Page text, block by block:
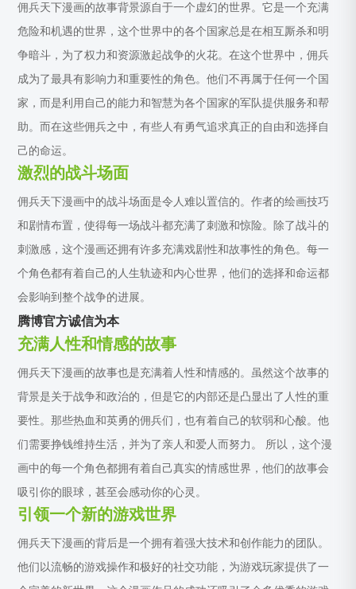
佣兵天下漫画的故事背景源自于一个虚幻的世界。它是一个充满
危险和机遇的世界，这个世界中的各个国家总是在相互厮杀和明
争暗斗，为了权力和资源激起战争的火花。在这个世界中，佣兵
成为了最具有影响力和重要性的角色。他们不再属于任何一个国
家，而是利用自己的能力和智慧为各个国家的军队提供服务和帮
助。而在这些佣兵之中，有些人有勇气追求真正的自由和选择自
己的命运。
激烈的战斗场面
佣兵天下漫画中的战斗场面是令人难以置信的。作者的绘画技巧
和剧情布置，使得每一场战斗都充满了刺激和惊险。除了战斗的
刺激感，这个漫画还拥有许多充满戏剧性和故事性的角色。每一
个角色都有着自己的人生轨迹和内心世界，他们的选择和命运都
会影响到整个战争的进展。
腾博官方诚信为本
充满人性和情感的故事
佣兵天下漫画的故事也是充满着人性和情感的。虽然这个故事的
背景是关于战争和政治的，但是它的内部还是凸显出了人性的重
要性。那些热血和英勇的佣兵们，也有着自己的软弱和心酸。他
们需要挣钱维持生活，并为了亲人和爱人而努力。 所以，这个漫
画中的每一个角色都拥有着自己真实的情感世界，他们的故事会
吸引你的眼球，甚至会感动你的心灵。
引领一个新的游戏世界
佣兵天下漫画的背后是一个拥有着强大技术和创作能力的团队。
他们以流畅的游戏操作和极好的社交功能，为游戏玩家提供了一